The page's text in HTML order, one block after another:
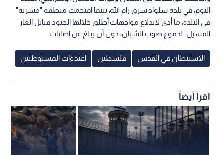
اليوم، في بلدة سلواد شرق رام الله، بينما اقتحمت منطقة "مشرية"
في البلدة، ما أدى لاندلاع مواجهات أطلق خلالها الجنود قنابل الغاز
المسيل للدموع صوب الشبان، دون أن يبلغ عن إصابات.
الاستيطان في القدس فلسطين اعتداءات المستوطنين
اقرأ أيضاً